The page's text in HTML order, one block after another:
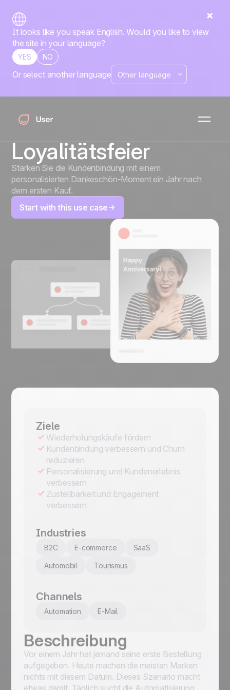
It looks like you speak English. Would you like to view
the site in your language?
YES NO
Or select another language
Erster-Kauf-
Jahrestag:
Automatisierte
Loyalitätsfeier
Stärken Sie die Kundenbindung mit einem
personalisierten Dankeschön-Moment ein Jahr nach
dem ersten Kauf.
Start with this use case
Ziele
Wiederholungskäufe fördern
Kundenbindung verbessern und Churn
reduzieren
Personalisierung und Kundenerlebnis
verbessern
Zustellbarkeit und Engagement
verbessern
Industries
B2C E-commerce SaaS
Automobil Tourismus
Channels
Automation E-Mail
Beschreibung
Vor einem Jahr hat jemand seine erste Bestellung
aufgegeben. Heute machen die meisten Marken
nichts mit diesem Datum. Dieses Szenario macht
etwas damit. Täglich sucht die Automatisierung